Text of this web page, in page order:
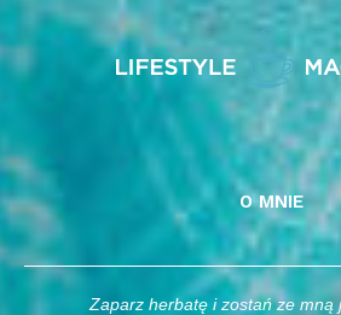
O MNIE
Zaparz herbatę i zostań ze mną